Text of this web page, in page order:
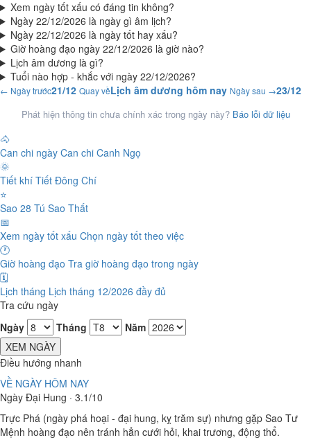
Xem ngày tốt xấu có đáng tin không?
Ngày 22/12/2026 là ngày gì âm lịch?
Ngày 22/12/2026 là ngày tốt hay xấu?
Giờ hoàng đạo ngày 22/12/2026 là giờ nào?
Lịch âm dương là gì?
Tuổi nào hợp - khắc với ngày 22/12/2026?
← Ngày trước21/12 Quay vềLịch âm dương hôm nay Ngày sau →23/12
Phát hiện thông tin chưa chính xác trong ngày này? Báo lỗi dữ liệu
🐴
Can chi ngày Can chi Canh Ngọ
🌞
Tiết khí Tiết Đông Chí
⭐
Sao 28 Tú Sao Thất
📅
Xem ngày tốt xấu Chọn ngày tốt theo việc
🕐
Giờ hoàng đạo Tra giờ hoàng đạo trong ngày
🗓️
Lịch tháng Lịch tháng 12/2026 đầy đủ
Tra cứu ngày
Ngày
Tháng
Năm
XEM NGÀY
Điều hướng nhanh
VỀ NGÀY HÔM NAY
Ngày Đại Hung · 3.1/10
Trực Phá (ngày phá hoại - đại hung, kỵ trăm sự) nhưng gặp Sao Tư
Mệnh hoàng đạo nên tránh hẳn cưới hỏi, khai trương, động thổ.